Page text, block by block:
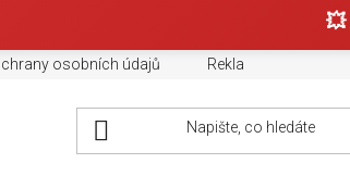
💥
osobních údajů Reklamace, výměny